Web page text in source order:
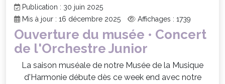
Publication : 30 juin 2025
Mis à jour : 16 décembre 2025
Affichages : 1739
Ouverture du musée • Concert
de l'Orchestre Junior
La saison muséale de notre Musée de la Musique
d'Harmonie débute dès ce week end avec notre